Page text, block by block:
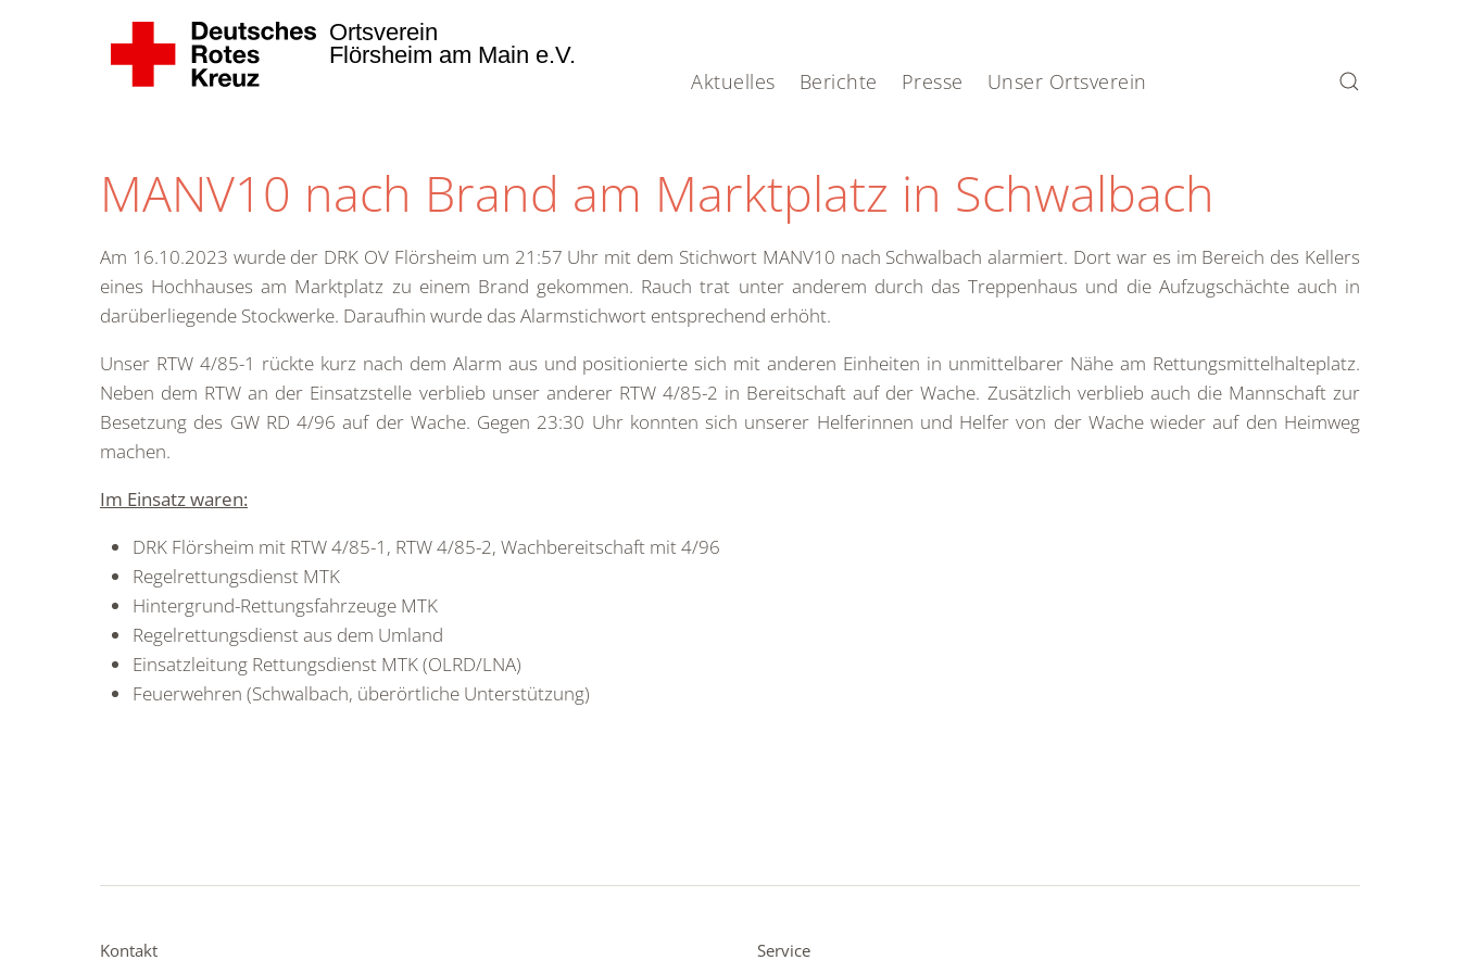
Zum Hauptinhalt springen
Ortsverein
Flörsheim am Main e.V.
Aktuelles
Berichte Presse Unser Ortsverein
MANV10 nach Brand am Marktplatz in Schwalbach
Am 16.10.2023 wurde der DRK OV Flörsheim um 21:57 Uhr mit dem Stichwort MANV10 nach Schwalbach alarmiert. Dort war es im Bereich des Kellers
eines Hochhauses am Marktplatz zu einem Brand gekommen. Rauch trat unter anderem durch das Treppenhaus und die Aufzugschächte auch in
darüberliegende Stockwerke. Daraufhin wurde das Alarmstichwort entsprechend erhöht.
Unser RTW 4/85-1 rückte kurz nach dem Alarm aus und positionierte sich mit anderen Einheiten in unmittelbarer Nähe am Rettungsmittelhalteplatz.
Neben dem RTW an der Einsatzstelle verblieb unser anderer RTW 4/85-2 in Bereitschaft auf der Wache. Zusätzlich verblieb auch die Mannschaft zur
Besetzung des GW RD 4/96 auf der Wache. Gegen 23:30 Uhr konnten sich unserer Helferinnen und Helfer von der Wache wieder auf den Heimweg
machen.
Im Einsatz waren:
DRK Flörsheim mit RTW 4/85-1, RTW 4/85-2, Wachbereitschaft mit 4/96
Regelrettungsdienst MTK
Hintergrund-Rettungsfahrzeuge MTK
Regelrettungsdienst aus dem Umland
Einsatzleitung Rettungsdienst MTK (OLRD/LNA)
Feuerwehren (Schwalbach, überörtliche Unterstützung)
Kontakt Service